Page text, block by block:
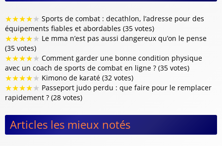
★★★★★ Sports de combat : decathlon, l’adresse pour des
équipements fiables et abordables (35 votes)
★★★★★ Le mma n’est pas aussi dangereux qu’on le pense
(35 votes)
★★★★★ Comment garder une bonne condition physique
avec un coach de sports de combat en ligne ? (35 votes)
★★★★★ Kimono de karaté (32 votes)
★★★★★ Passeport judo perdu : que faire pour le remplacer
rapidement ? (28 votes)
Articles les mieux notés